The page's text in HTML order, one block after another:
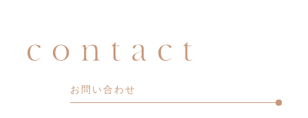
お問い合わせ